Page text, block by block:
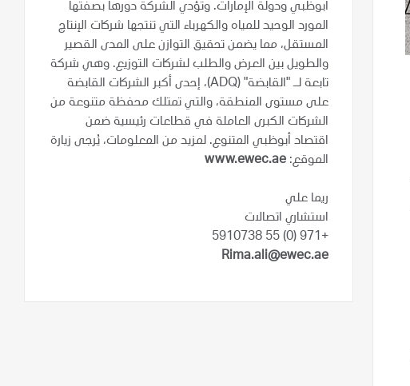
أبوظبي ودولة الإمارات. وتؤدي الشركة دورها بصفتها
المورد الوحيد للمياه والكهرباء التي تنتجها شركات الإنتاج
المستقل، مما يضمن تحقيق التوازن على المدى القصير
والطويل بين العرض والطلب لشركات التوزيع. وهي شركة
تابعة لـ "القابضة" (ADQ)، إحدى أكبر الشركات القابضة
على مستوى المنطقة، والتي تمتلك محفظة متنوعة من
الشركات الكبرى العاملة في قطاعات رئيسية ضمن
اقتصاد أبوظبي المتنوع. لمزيد من المعلومات، يُرجى زيارة
الموقع: www.ewec.ae
ريما علي
استشاري اتصالات
+971 (0) 55 5910738
Rima.ali@ewec.ae